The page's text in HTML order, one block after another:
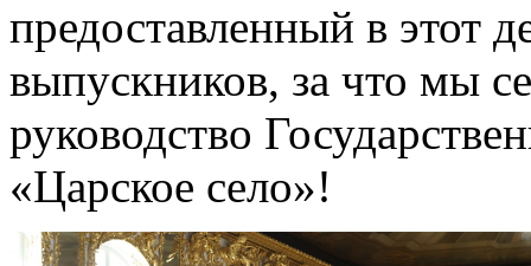
предоставленный в этот
выпускников, за что мы
руководство
«Царское село»!